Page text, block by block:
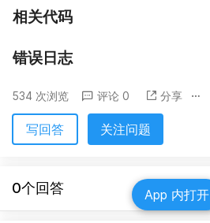
相关代码
错误日志
534 次浏览 评论 0 分享
写回答 关注问题
0个回答 App 内打开